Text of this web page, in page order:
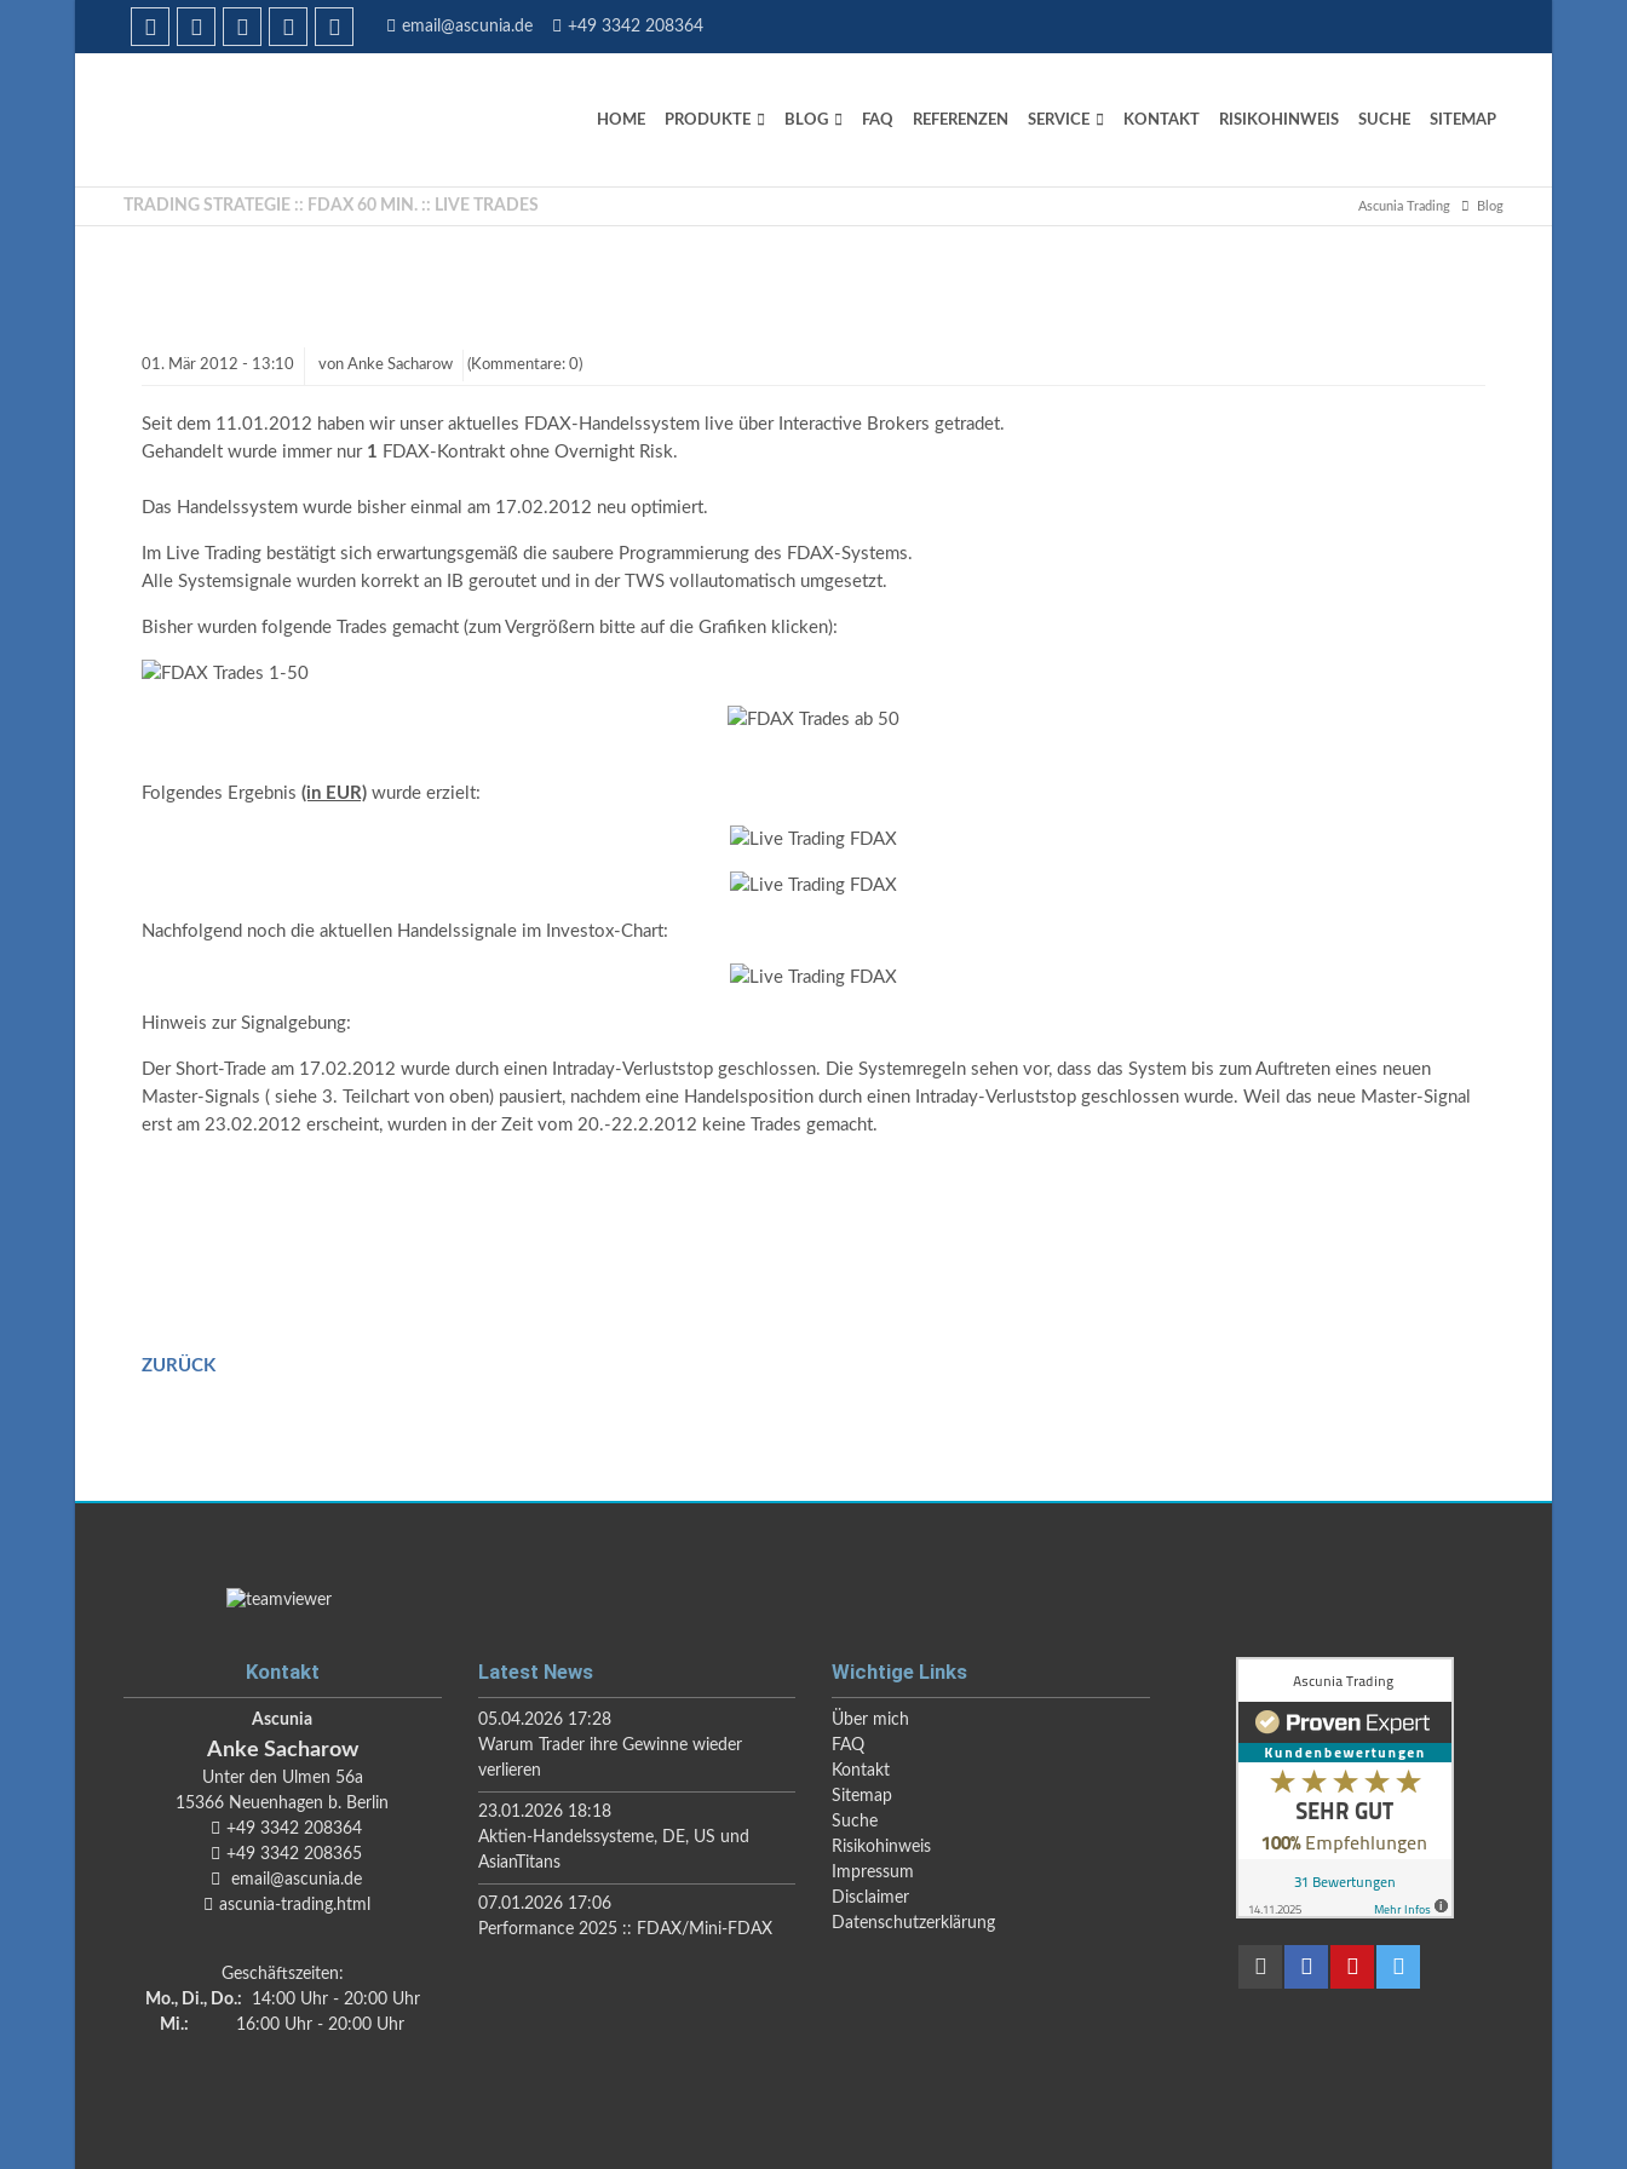
email@ascunia.de +49 3342 208364
HOME PRODUKTE BLOG FAQ REFERENZEN SERVICE KONTAKT RISIKOHINWEIS SUCHE SITEMAP
TRADING STRATEGIE :: FDAX 60 MIN. :: LIVE TRADES Ascunia Trading Blog
01. Mär 2012 - 13:10 von Anke Sacharow (Kommentare: 0)
Seit dem 11.01.2012 haben wir unser aktuelles FDAX-Handelssystem live über Interactive Brokers getradet.
Gehandelt wurde immer nur 1 FDAX-Kontrakt ohne Overnight Risk.
Das Handelssystem wurde bisher einmal am 17.02.2012 neu optimiert.
Im Live Trading bestätigt sich erwartungsgemäß die saubere Programmierung des FDAX-Systems.
Alle Systemsignale wurden korrekt an IB geroutet und in der TWS vollautomatisch umgesetzt.
Bisher wurden folgende Trades gemacht (zum Vergrößern bitte auf die Grafiken klicken):
Folgendes Ergebnis (in EUR) wurde erzielt:
Nachfolgend noch die aktuellen Handelssignale im Investox-Chart:
Hinweis zur Signalgebung:
Der Short-Trade am 17.02.2012 wurde durch einen Intraday-Verluststop geschlossen. Die Systemregeln sehen vor, dass das System bis zum Auftreten eines neuen
Master-Signals ( siehe 3. Teilchart von oben) pausiert, nachdem eine Handelsposition durch einen Intraday-Verluststop geschlossen wurde. Weil das neue Master-Signal
erst am 23.02.2012 erscheint, wurden in der Zeit vom 20.-22.2.2012 keine Trades gemacht.
ZURÜCK
Kontakt
Ascunia
Anke Sacharow
Unter den Ulmen 56a
15366 Neuenhagen b. Berlin
+49 3342 208364
+49 3342 208365
email@ascunia.de
ascunia-trading.html
Geschäftszeiten:
Mo., Di., Do.: 14:00 Uhr - 20:00 Uhr
Mi.:
16:00 Uhr - 20:00 Uhr
Latest News
05.04.2026 17:28
Warum Trader ihre Gewinne wieder
verlieren
23.01.2026 18:18
Aktien-Handelssysteme, DE, US und
AsianTitans
07.01.2026 17:06
Performance 2025 :: FDAX/Mini-FDAX
Wichtige Links
Über mich
FAQ
Kontakt
Sitemap
Suche
Risikohinweis
Impressum
Disclaimer
Datenschutzerklärung